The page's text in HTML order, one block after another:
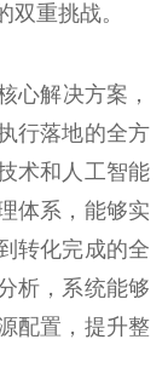
重挑战。
心解决方案，
行落地的全方
术和人工智能
体系，能够实
转化完成的全
析，系统能够
配置，提升整